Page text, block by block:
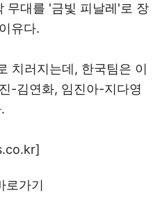
무대를 '금빛 피날레'로 장
유다.
치러지는데, 한국팀은 이
-김연화, 임진아-지다영
로가기